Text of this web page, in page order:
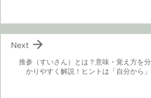
推参（すいさん）とは？意味・覚え方を分
かりやすく解説！ヒントは「自分から」

Next